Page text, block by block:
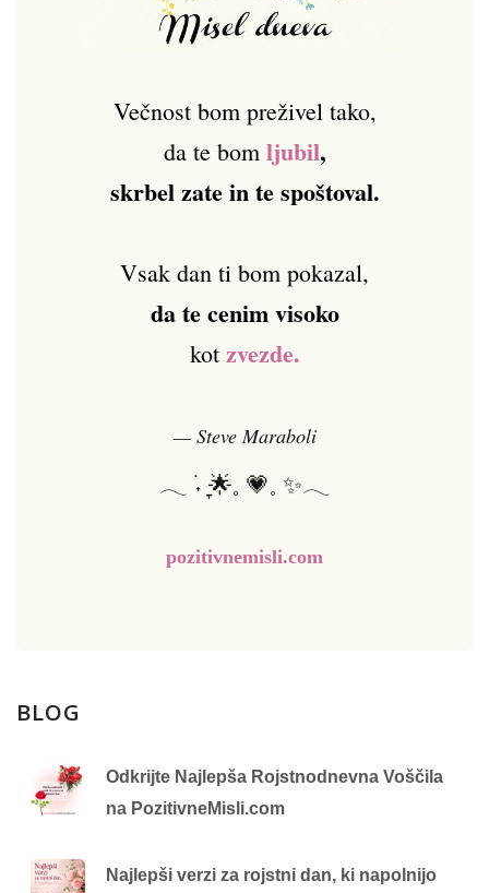
Večnost bom preživel tako,
da te bom ljubil,
skrbel zate in te spoštoval.
Vsak dan ti bom pokazal,
da te cenim visoko
kot zvezde.
— Steve Maraboli
𓂃 ࣪˖ ִֶָ🌟𓈒 💗𓈒 ✨𓂃
pozitivnemisli.com
BLOG
Odkrijte Najlepša Rojstnodnevna Voščila
na PozitivneMisli.com
Najlepši verzi za rojstni dan, ki napolnijo